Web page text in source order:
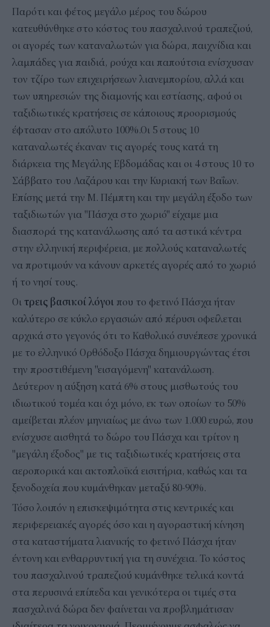
Παρότι και φέτος μεγάλο μέρος του δώρου
κατευθύνθηκε στο κόστος του πασχαλινού τραπεζιού,
οι αγορές των καταναλωτών για δώρα, παιχνίδια και
λαμπάδες για παιδιά, ρούχα και παπούτσια ενίσχυσαν
τον τζίρο των επιχειρήσεων λιανεμπορίου, αλλά και
των υπηρεσιών της διαμονής και εστίασης, αφού οι
ταξιδιωτικές κρατήσεις σε κάποιους προορισμούς
έφτασαν στο απόλυτο 100%.Οι 5 στους 10
καταναλωτές έκαναν τις αγορές τους κατά τη
διάρκεια της Μεγάλης Εβδομάδας και οι 4 στους 10 το
Σάββατο του Λαζάρου και την Κυριακή των Βαΐων.
Επίσης μετά την Μ. Πέμπτη και την μεγάλη έξοδο των
ταξιδιωτών για "Πάσχα στο χωριό" είχαμε μια
διασπορά της κατανάλωσης από τα αστικά κέντρα
στην ελληνική περιφέρεια, με πολλούς καταναλωτές
να προτιμούν να κάνουν αρκετές αγορές από το χωριό
ή το νησί τους.
Οι τρεις βασικοί λόγοι που το φετινό Πάσχα ήταν
καλύτερο σε κύκλο εργασιών από πέρυσι οφείλεται
αρχικά στο γεγονός ότι το Καθολικό συνέπεσε χρονικά
με το ελληνικό Ορθόδοξο Πάσχα δημιουργώντας έτσι
την προστιθέμενη "εισαγόμενη" κατανάλωση.
Δεύτερον η αύξηση κατά 6% στους μισθωτούς του
ιδιωτικού τομέα και όχι μόνο, εκ των οποίων το 50%
αμείβεται πλέον μηνιαίως με άνω των 1.000 ευρώ, που
ενίσχυσε αισθητά το δώρο του Πάσχα και τρίτον η
"μεγάλη έξοδος" με τις ταξιδιωτικές κρατήσεις στα
αεροπορικά και ακτοπλοϊκά εισιτήρια, καθώς και τα
ξενοδοχεία που κυμάνθηκαν μεταξύ 80-90%.
Τόσο λοιπόν η επισκεψιμότητα στις κεντρικές και
περιφερειακές αγορές όσο και η αγοραστική κίνηση
στα καταστήματα λιανικής το φετινό Πάσχα ήταν
έντονη και ενθαρρυντική για τη συνέχεια. Το κόστος
του πασχαλινού τραπεζιού κυμάνθηκε τελικά κοντά
στα περυσινά επίπεδα και γενικότερα οι τιμές στα
πασχαλινά δώρα δεν φαίνεται να προβλημάτισαν